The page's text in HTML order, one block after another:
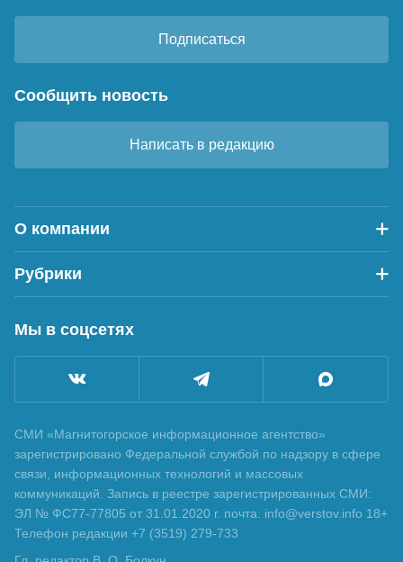
Подписаться
Сообщить новость
Написать в редакцию
О компании
Рубрики
Мы в соцсетях
СМИ «Магнитогорское информационное агентство»
зарегистрировано Федеральной службой по надзору в сфере
связи, информационных технологий и массовых
коммуникаций. Запись в реестре зарегистрированных СМИ:
ЭЛ № ФС77-77805 от 31.01.2020 г. почта: info@verstov.info 18+
Телефон редакции +7 (3519) 279-733